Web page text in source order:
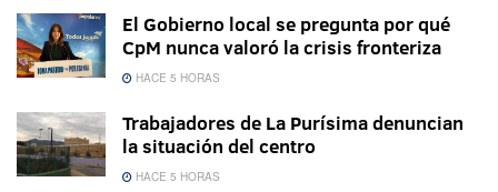
El Gobierno local se pregunta por qué
CpM nunca valoró la crisis fronteriza
HACE 5 HORAS
Trabajadores de La Purísima denuncian
la situación del centro
HACE 5 HORAS